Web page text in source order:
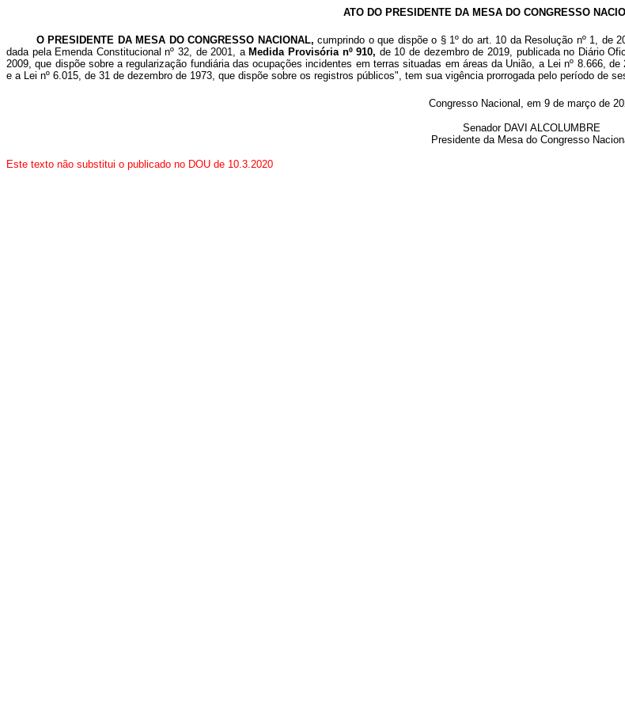
ATO DO PRESIDENTE DA MESA DO CONGRESSO
O PRESIDENTE DA MESA DO CONGRESSO NACIONAL, cumprindo o que dispõe o § 1º do art. 10 da Resolução nº 1, de
dada pela Emenda Constitucional nº 32, de 2001, a Medida Provisória nº 910, de 10 de dezembro de 2019, publicada no Diário
2009, que dispõe sobre a regularização fundiária das ocupações incidentes em terras situadas em áreas da União, a Lei nº 8.666,
e a Lei nº 6.015, de 31 de dezembro de 1973, que dispõe sobre os registros públicos", tem sua vigência prorrogada pelo período de
Congresso Nacional, em 9 de março de
Senador DAVI ALCOLUMBRE
Presidente da Mesa do Congresso
Este texto não substitui o publicado no DOU de 10.3.2020